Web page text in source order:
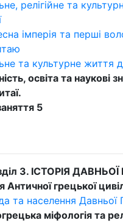
релігійне та
імперія та перші
та культурне життя
освіта та наукові
5
3. ІСТОРІЯ ДАВНЬОЇ
грецької
та населення Давньої
міфологія та